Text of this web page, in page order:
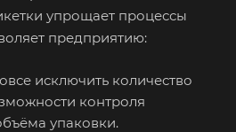
упрощает процессы
предприятию:
исключить количество
контроля
упаковки.